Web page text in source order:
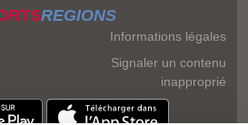
REGIONS
Informations légales
Signaler un contenu
inapproprié